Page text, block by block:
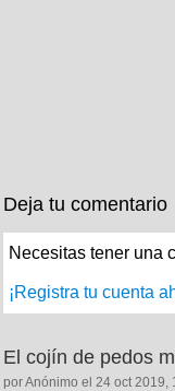
Deja tu comentario
Necesitas tener una
¡Registra tu cuenta
El cojín de pedos
por Anónimo el 24 oct 2019,